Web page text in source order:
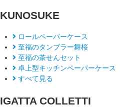
KUNOSUKE
ロールペーパーケース
至福のタンブラー舞桜
至福の茶せんセット
卓上型キッチンペーパーケース
すべて見る
IGATTA COLLETTI